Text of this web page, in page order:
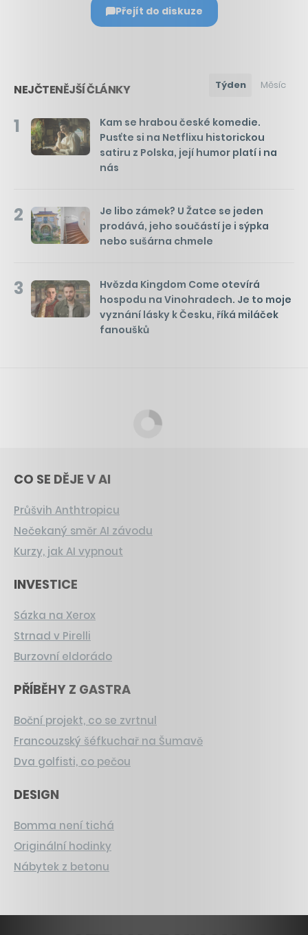
Přejít do diskuze
NEJČTENĚJŠÍ ČLÁNKY Týden Měsíc
1
Kam se hrabou české komedie.
Pusťte si na Netflixu historickou
satiru z Polska, její humor platí i na
nás
2
Je libo zámek? U Žatce se jeden
prodává, jeho součástí je i sýpka
nebo sušárna chmele
3
Hvězda Kingdom Come otevírá
hospodu na Vinohradech. Je to moje
vyznání lásky k Česku, říká miláček
fanoušků
CO SE DĚJE V AI
Průšvih Anthtropicu
Nečekaný směr AI závodu
Kurzy, jak AI vypnout
INVESTICE
Sázka na Xerox
Strnad v Pirelli
Burzovní eldorádo
PŘÍBĚHY Z GASTRA
Boční projekt, co se zvrtnul
Francouzský šéfkuchař na Šumavě
Dva golfisti, co pečou
DESIGN
Bomma není tichá
Originální hodinky
Nábytek z betonu